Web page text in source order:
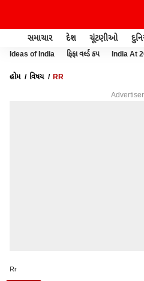
સમાચાર દેશ ચૂંટણીઓ
Ideas of India ફિફા વર્લ્ડ કપ India At
હોમ વિષય RR
Rr